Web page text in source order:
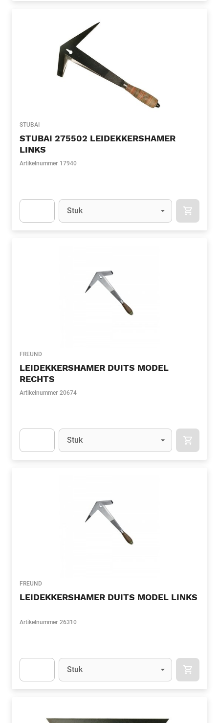
STUBAI
STUBAI 275502 LEIDEKKERSHAMER
LINKS
Artikelnummer 17940
Eenheid
Stuk
FREUND
LEIDEKKERSHAMER DUITS MODEL
RECHTS
Artikelnummer 20674
Eenheid
Stuk
FREUND
LEIDEKKERSHAMER DUITS MODEL LINKS
Artikelnummer 26310
Eenheid
Stuk